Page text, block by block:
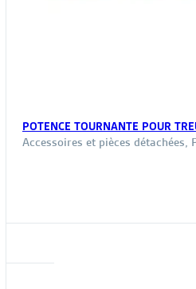
POTENCE TOURNANTE POUR
Accessoires et pièces détachées,